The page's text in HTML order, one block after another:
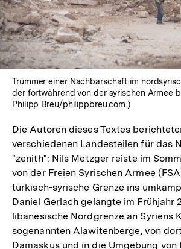
Trümmer einer Nachbarschaft im
der fortwährend von der syrischen Armee
Philipp Breu/philippbreu.com.)
Die Autoren dieses Textes
verschiedenen Landesteilen für das
"zenith": Nils Metzger reiste im
von der Freien Syrischen Armee
türkisch-syrische Grenze ins
Daniel Gerlach gelangte im Frühjahr
libanesische Nordgrenze an Syriens
sogenannten Alawitenberge, von
Damaskus und in die Umgebung von